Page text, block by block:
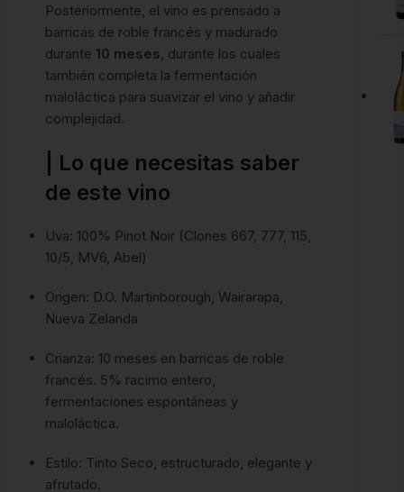
Posteriormente, el vino es prensado a
barricas de roble francés y madurado
durante 10 meses, durante los cuales
también completa la fermentación
maloláctica para suavizar el vino y añadir
complejidad.
| Lo que necesitas saber
de este vino
Uva: 100% Pinot Noir (Clones 667, 777, 115,
10/5, MV6, Abel)
Origen: D.O. Martinborough, Wairarapa,
Nueva Zelanda
Crianza: 10 meses en barricas de roble
francés. 5% racimo entero,
fermentaciones espontáneas y
maloláctica.
Estilo: Tinto Seco, estructurado, elegante y
afrutado.